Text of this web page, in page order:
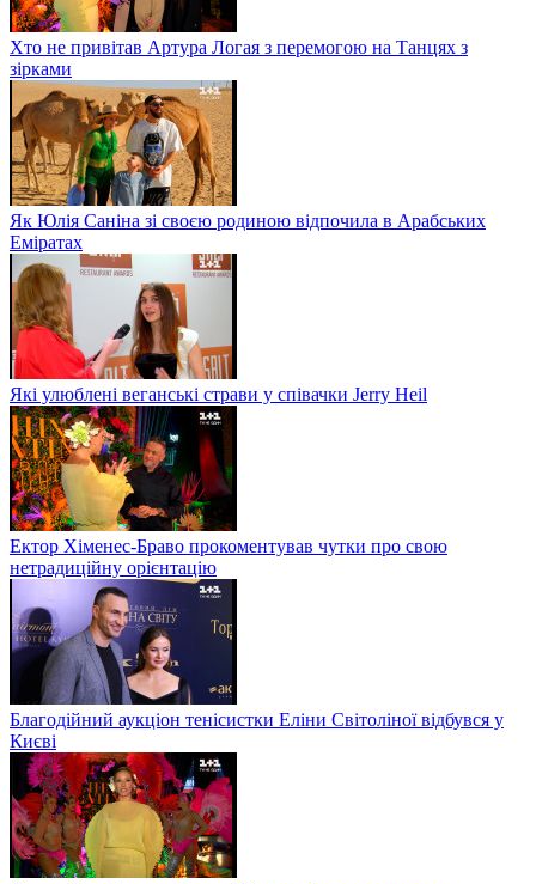
Хто не привітав Артура Логая з перемогою на Танцях з
зірками
Як Юлія Саніна зі своєю родиною відпочила в Арабських
Еміратах
Які улюблені веганські страви у співачки Jerry Heil
Ектор Хіменес-Браво прокоментував чутки про свою
нетрадиційну орієнтацію
Благодійний аукціон тенісистки Еліни Світоліної відбувся у
Києві